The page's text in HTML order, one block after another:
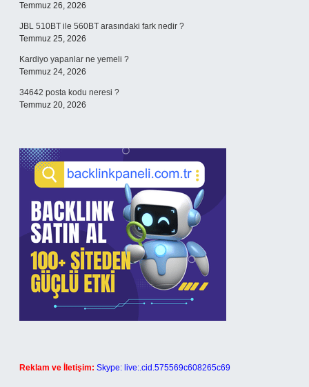
Temmuz 26, 2026
JBL 510BT ile 560BT arasındaki fark nedir ?
Temmuz 25, 2026
Kardiyo yapanlar ne yemeli ?
Temmuz 24, 2026
34642 posta kodu neresi ?
Temmuz 20, 2026
Reklam ve İletişim: Skype: live:.cid.575569c608265c69